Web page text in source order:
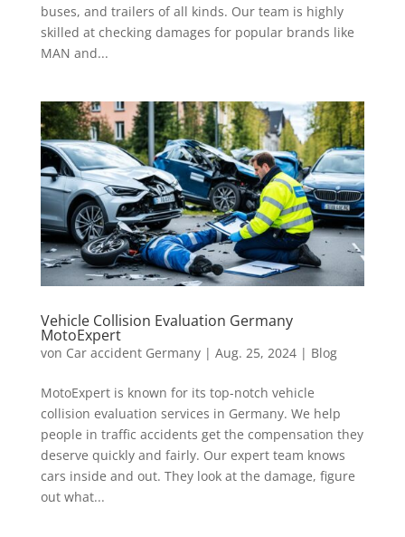
buses, and trailers of all kinds. Our team is highly
skilled at checking damages for popular brands like
MAN and...
Vehicle Collision Evaluation Germany
MotoExpert
von Car accident Germany| Aug. 25, 2024| Blog
MotoExpert is known for its top-notch vehicle
collision evaluation services in Germany. We help
people in traffic accidents get the compensation they
deserve quickly and fairly. Our expert team knows
cars inside and out. They look at the damage, figure
out what...